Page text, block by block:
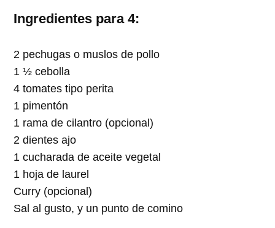
Ingredientes para 4:
2 pechugas o muslos de pollo
1 ½ cebolla
4 tomates tipo perita
1 pimentón
1 rama de cilantro (opcional)
2 dientes ajo
1 cucharada de aceite vegetal
1 hoja de laurel
Curry (opcional)
Sal al gusto, y un punto de comino